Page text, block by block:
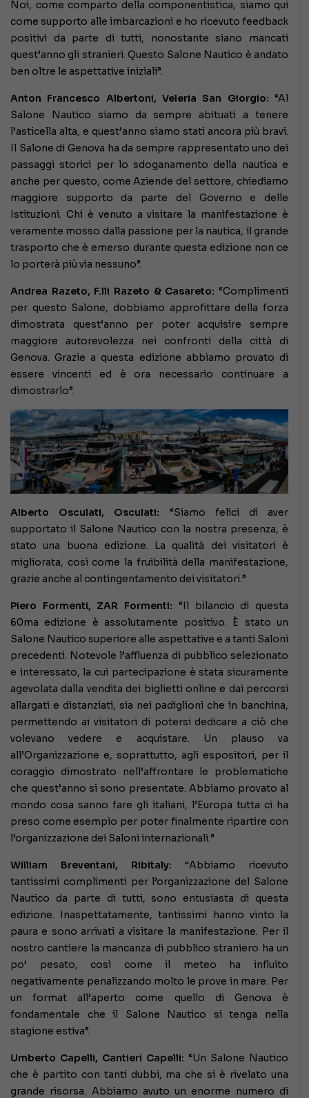
Noi, come comparto della componentistica, siamo qui
come supporto alle imbarcazioni e ho ricevuto feedback
positivi da parte di tutti, nonostante siano mancati
quest’anno gli stranieri. Questo Salone Nautico è andato
ben oltre le aspettative iniziali”.
Anton Francesco Albertoni, Veleria San Giorgio: “Al
Salone Nautico siamo da sempre abituati a tenere
l’asticella alta, e quest’anno siamo stati ancora più bravi.
Il Salone di Genova ha da sempre rappresentato uno dei
passaggi storici per lo sdoganamento della nautica e
anche per questo, come Aziende del settore, chiediamo
maggiore supporto da parte del Governo e delle
Istituzioni. Chi è venuto a visitare la manifestazione è
veramente mosso dalla passione per la nautica, il grande
trasporto che è emerso durante questa edizione non ce
lo porterà più via nessuno”.
Andrea Razeto, F.lli Razeto & Casareto: “Complimenti
per questo Salone, dobbiamo approfittare della forza
dimostrata quest’anno per poter acquisire sempre
maggiore autorevolezza nei confronti della città di
Genova. Grazie a questa edizione abbiamo provato di
essere vincenti ed è ora necessario continuare a
dimostrarlo”.
Alberto Osculati, Osculati: “Siamo felici di aver
supportato il Salone Nautico con la nostra presenza, è
stato una buona edizione. La qualità dei visitatori è
migliorata, così come la fruibilità della manifestazione,
grazie anche al contingentamento dei visitatori.”
Piero Formenti, ZAR Formenti: “Il bilancio di questa
60ma edizione è assolutamente positivo. È stato un
Salone Nautico superiore alle aspettative e a tanti Saloni
precedenti. Notevole l’affluenza di pubblico selezionato
e interessato, la cui partecipazione è stata sicuramente
agevolata dalla vendita dei biglietti online e dai percorsi
allargati e distanziati, sia nei padiglioni che in banchina,
permettendo ai visitatori di potersi dedicare a ciò che
volevano vedere e acquistare. Un plauso va
all’Organizzazione e, soprattutto, agli espositori, per il
coraggio dimostrato nell’affrontare le problematiche
che quest’anno si sono presentate. Abbiamo provato al
mondo cosa sanno fare gli italiani, l’Europa tutta ci ha
preso come esempio per poter finalmente ripartire con
l’organizzazione dei Saloni internazionali.”
William Breventani, Ribitaly: “Abbiamo ricevuto
tantissimi complimenti per l’organizzazione del Salone
Nautico da parte di tutti, sono entusiasta di questa
edizione. Inaspettatamente, tantissimi hanno vinto la
paura e sono arrivati a visitare la manifestazione. Per il
nostro cantiere la mancanza di pubblico straniero ha un
po’ pesato, così come il meteo ha influito
negativamente penalizzando molto le prove in mare. Per
un format all’aperto come quello di Genova è
fondamentale che il Salone Nautico si tenga nella
stagione estiva”.
Umberto Capelli, Cantieri Capelli: “Un Salone Nautico
che è partito con tanti dubbi, ma che si è rivelato una
grande risorsa. Abbiamo avuto un enorme numero di